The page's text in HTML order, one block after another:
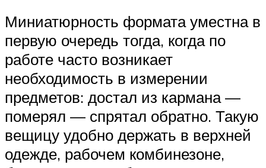
Миниатюрность формата уместна в
первую очередь тогда, когда по
работе часто возникает
необходимость в измерении
предметов: достал из кармана —
померял — спрятал обратно. Такую
вещицу удобно держать в верхней
одежде, рабочем комбинезоне,